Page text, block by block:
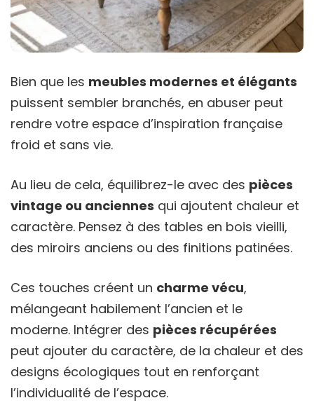
Bien que les meubles modernes et élégants
puissent sembler branchés, en abuser peut
rendre votre espace d’inspiration française
froid et sans vie.
Au lieu de cela, équilibrez-le avec des pièces
vintage ou anciennes qui ajoutent chaleur et
caractère. Pensez à des tables en bois vieilli,
des miroirs anciens ou des finitions patinées.
Ces touches créent un charme vécu,
mélangeant habilement l’ancien et le
moderne. Intégrer des pièces récupérées
peut ajouter du caractère, de la chaleur et des
designs écologiques tout en renforçant
l’individualité de l’espace.